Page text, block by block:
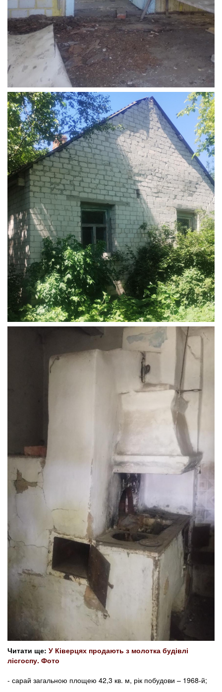
Читати ще: У Ківерцях продають з молотка будівлі
лісгоспу. Фото
- сарай загальною площею 42,3 кв. м, рік побудови – 1968-й;